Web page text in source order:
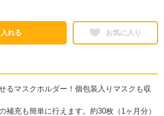
れる お気に入り
るマスクホルダー！個包装入りマスクも収
補充も簡単に行えます。約30枚（1ヶ月分）